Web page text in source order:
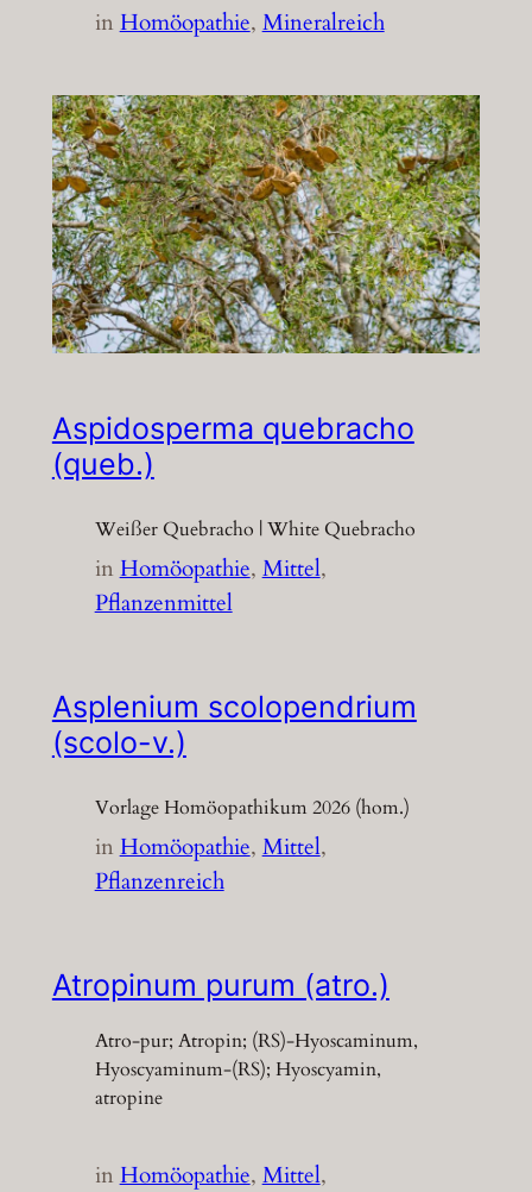
inHomöopathie, Mineralreich
Aspidosperma quebracho
(queb.)
Weißer Quebracho | White Quebracho
inHomöopathie, Mittel
Pflanzenmittel
Asplenium scolopendrium
(scolo-v.)
Vorlage Homöopathikum 2026 (hom.)
inHomöopathie, Mittel
Pflanzenreich
Atropinum purum (atro.)
Atro-pur; Atropin; (RS)-Hyoscaminum,
Hyoscyaminum-(RS); Hyoscyamin,
atropine
inHomöopathie, Mittel